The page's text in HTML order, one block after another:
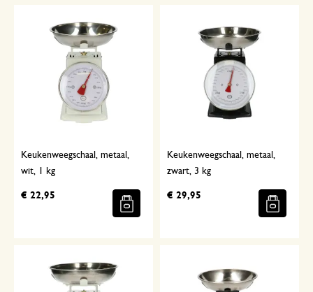
Keukenweegschaal, metaal,
wit, 1 kg
€ 22,95
Keukenweegschaal, metaal,
zwart, 3 kg
€ 29,95